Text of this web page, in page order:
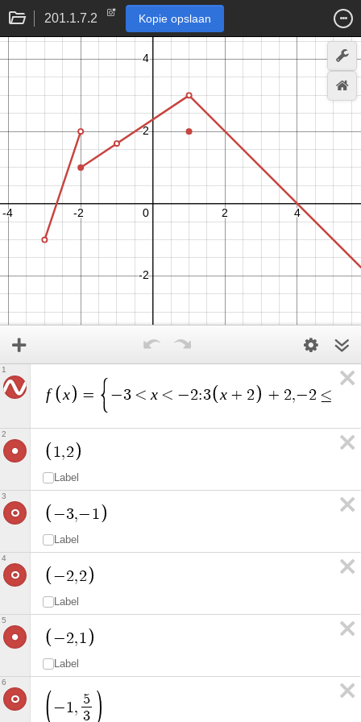
201.1.7.2 Kopie opslaan
f x = −3 < x < −2:3 x + 2 + 2,−2 ≤
1
1 ,2
Label
2
−3,− 1
Label
3
−2,2
Label
4
−2,1
Label
5
−1 , 5
3
6